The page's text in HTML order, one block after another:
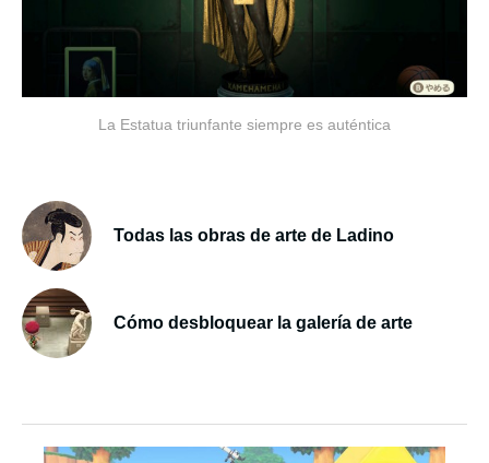
La Estatua triunfante siempre es auténtica
Todas las obras de arte de Ladino
Cómo desbloquear la galería de arte